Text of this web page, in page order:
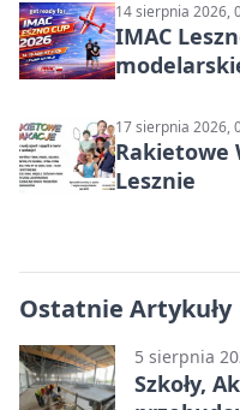
14 sierpnia 2026,
IMAC
17 sierpnia 2026,
Rakietowe
Lesznie
Ostatnie Artykuły
5 sierpnia
Szkoły,